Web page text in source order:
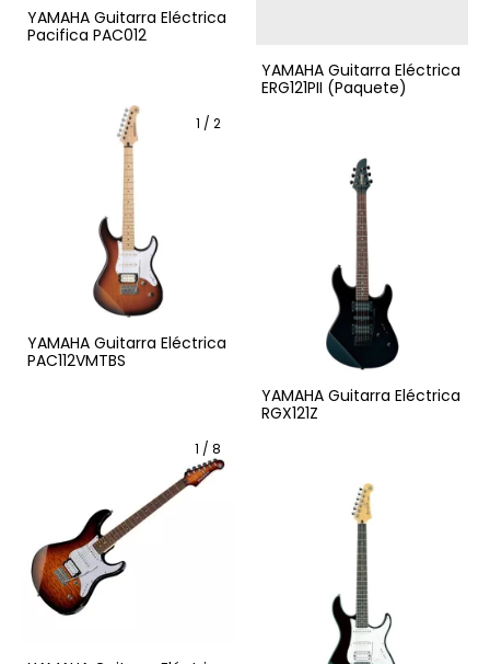
YAMAHA Guitarra Eléctrica
Pacifica PAC012
YAMAHA Guitarra Eléctrica
ERG121PII (Paquete)
1 / 2
YAMAHA Guitarra Eléctrica
PAC112VMTBS
YAMAHA Guitarra Eléctrica
RGX121Z
1 / 8